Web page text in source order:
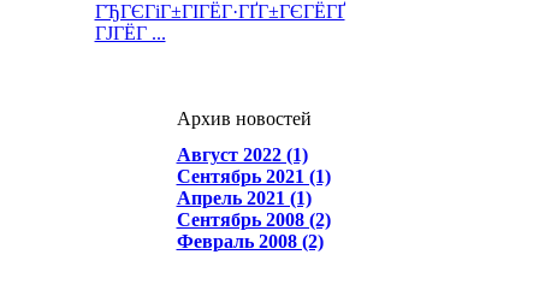
ГЂГЄГіГ±ГІГЁГ·ГҐГ±ГЄГЁГҐ
ГЈГЁГ ...
Архив новостей
Август 2022 (1)
Сентябрь 2021 (1)
Апрель 2021 (1)
Сентябрь 2008 (2)
Февраль 2008 (2)